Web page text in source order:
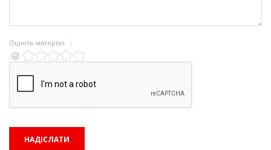
Оцініть матеріал